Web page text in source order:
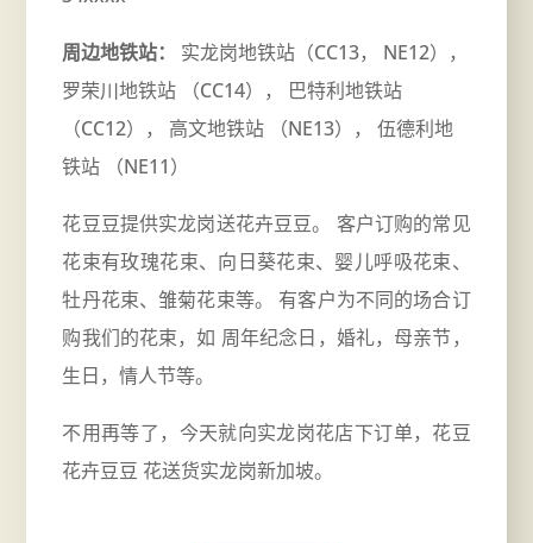
周边地铁站：
实龙岗地铁站（CC13， NE12），
罗荣川地铁站 （CC14）， 巴特利地铁站
（CC12）， 高文地铁站 （NE13）， 伍德利地
铁站 （NE11）
花豆豆提供实龙岗送花卉豆豆。 客户订购的常见
花束有玫瑰花束、向日葵花束、婴儿呼吸花束、
牡丹花束、雏菊花束等。 有客户为不同的场合订
购我们的花束，如 周年纪念日，婚礼，母亲节，
生日，情人节等。
不用再等了，今天就向实龙岗花店下订单，花豆
花卉豆豆 花送货实龙岗新加坡。